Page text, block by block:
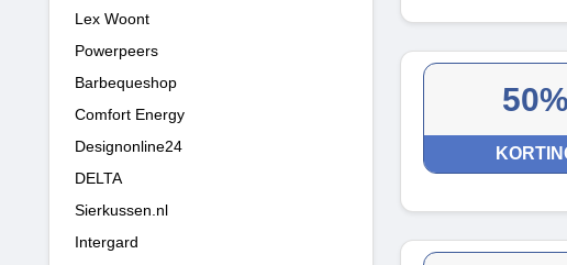
Lex Woont
Powerpeers
Barbequeshop
Comfort Energy
Designonline24
DELTA
Sierkussen.nl
Intergard
50%